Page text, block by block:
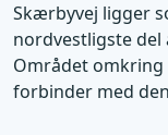
Skærbyvej ligger
nordvestligste
Området omkring
forbinder med